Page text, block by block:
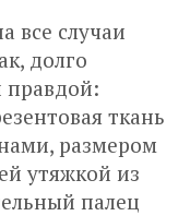
все случаи
долго
ткань
размером
утяжкой из
палец